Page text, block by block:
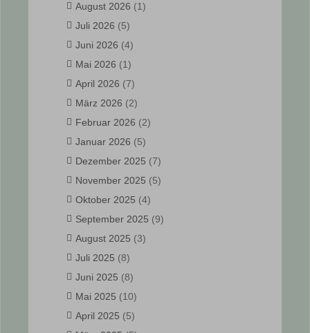
August 2026 (1)
Juli 2026 (5)
Juni 2026 (4)
Mai 2026 (1)
April 2026 (7)
März 2026 (2)
Februar 2026 (2)
Januar 2026 (5)
Dezember 2025 (7)
November 2025 (5)
Oktober 2025 (4)
September 2025 (9)
August 2025 (3)
Juli 2025 (8)
Juni 2025 (8)
Mai 2025 (10)
April 2025 (5)